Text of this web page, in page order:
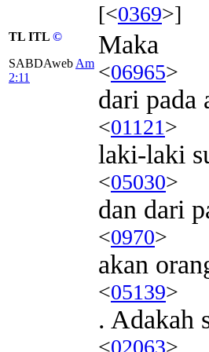
[<0369>]
TL ITL ©
SABDAweb Am
2:11
Maka
<06965>
dari pada
<01121>
laki-laki
<05030>
dan dari
<0970>
akan
<05139>
. Adakah
<02063>